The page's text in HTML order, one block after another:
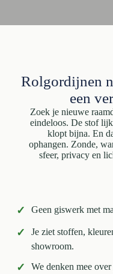
Rolgordijnen
een
Zoek je nieuwe
eindeloos. De stof
klopt bijna. En
ophangen. Zonde,
sfeer, privacy en
✓ Geen giswerk met
✓
Je ziet stoffen,
showroom.
✓
We denken mee